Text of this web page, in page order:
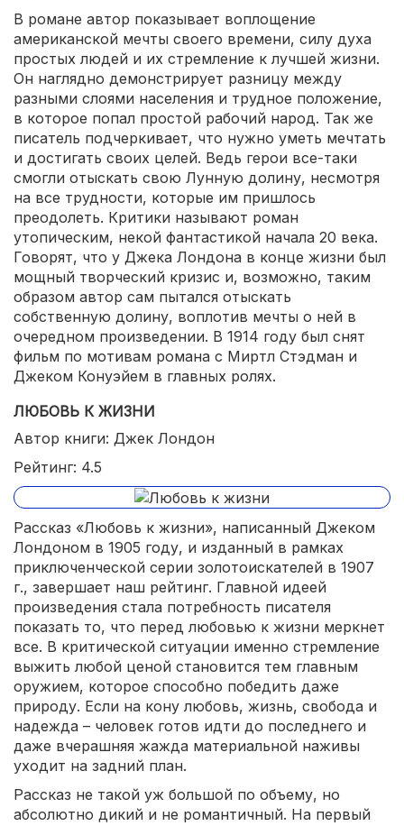
В романе автор показывает воплощение
американской мечты своего времени, силу духа
простых людей и их стремление к лучшей жизни.
Он наглядно демонстрирует разницу между
разными слоями населения и трудное положение,
в которое попал простой рабочий народ. Так же
писатель подчеркивает, что нужно уметь мечтать
и достигать своих целей. Ведь герои все-таки
смогли отыскать свою Лунную долину, несмотря
на все трудности, которые им пришлось
преодолеть. Критики называют роман
утопическим, некой фантастикой начала 20 века.
Говорят, что у Джека Лондона в конце жизни был
мощный творческий кризис и, возможно, таким
образом автор сам пытался отыскать
собственную долину, воплотив мечты о ней в
очередном произведении. В 1914 году был снят
фильм по мотивам романа с Миртл Стэдман и
Джеком Конуэйем в главных ролях.
ЛЮБОВЬ К ЖИЗНИ
Автор книги: Джек Лондон
Рейтинг: 4.5
Рассказ «Любовь к жизни», написанный Джеком
Лондоном в 1905 году, и изданный в рамках
приключенческой серии золотоискателей в 1907
г., завершает наш рейтинг. Главной идеей
произведения стала потребность писателя
показать то, что перед любовью к жизни меркнет
все. В критической ситуации именно стремление
выжить любой ценой становится тем главным
оружием, которое способно победить даже
природу. Если на кону любовь, жизнь, свобода и
надежда – человек готов идти до последнего и
даже вчерашняя жажда материальной наживы
уходит на задний план.
Рассказ не такой уж большой по объему, но
абсолютно дикий и не романтичный. На первый